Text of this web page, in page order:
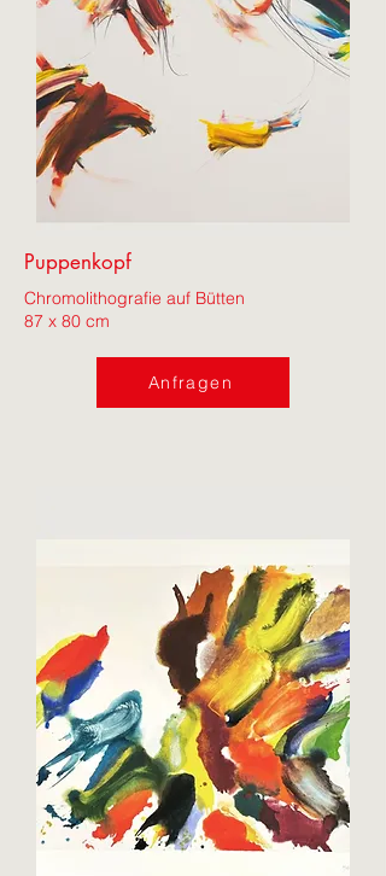
Puppenkopf
Chromolithografie auf Bütten
87 x 80 cm
Anfragen